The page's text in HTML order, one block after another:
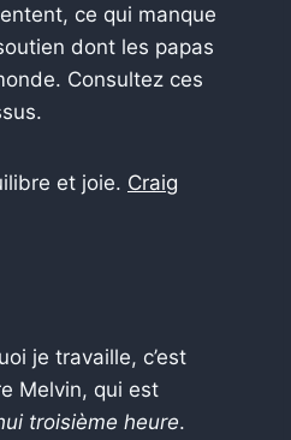
ce qui manque
dont les papas
Consultez ces
et joie. Craig
je travaille, c’est
Melvin, qui est
troisième heure.